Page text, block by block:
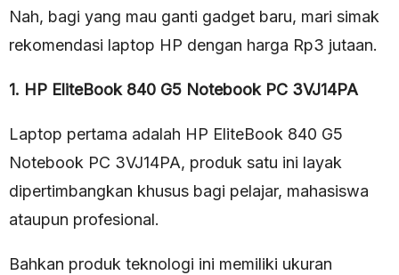
Nah, bagi yang mau ganti gadget baru, mari simak
rekomendasi laptop HP dengan harga Rp3 jutaan.
1. HP EliteBook 840 G5 Notebook PC 3VJ14PA
Laptop pertama adalah HP EliteBook 840 G5
Notebook PC 3VJ14PA, produk satu ini layak
dipertimbangkan khusus bagi pelajar, mahasiswa
ataupun profesional.
Bahkan produk teknologi ini memiliki ukuran